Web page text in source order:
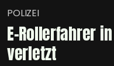
POLIZEI
E-Rollerfahrer
verletzt